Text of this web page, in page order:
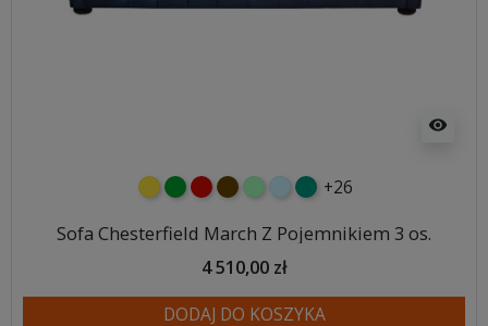
visibility
żółtyzielonyczerwony
czekoladowy
miętowybłękitny
turkusowy
+26
Sofa Chesterfield March Z Pojemnikiem 3 os.
4 510,00 zł
DODAJ DO KOSZYKA